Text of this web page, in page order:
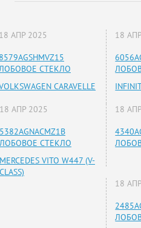
18 АПР 2025
8579AGSHMVZ15
СТЕКЛО
CARAVELLE
18
18 АПР 2025
5382AGNACMZ1B
ЛОБОВОЕ СТЕКЛО
MERCEDES VITO W447 (V-
CLASS)
18
18